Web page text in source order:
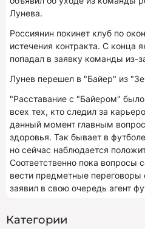
Лунева.
Россиянин покинет клуб по
истечения контракта. С конца
попадал в заявку команды из-
Лунев перешел в "Байер" из
"Расставание с "Байером"
всех тех, кто следил за
данный момент главным
здоровья. Так бывает в
но сейчас наблюдается
Соответственно пока вопросы
вести предметные
заявил в свою очередь агент
Категории